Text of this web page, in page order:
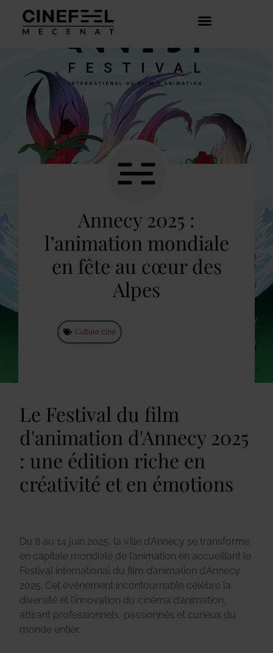
Annecy 2025 :
l’animation mondiale
en fête au cœur des
Alpes
Culture ciné
Le Festival du film
d'animation d'Annecy 2025
: une édition riche en
créativité et en émotions
Du 8 au 14 juin 2025, la ville d’Annecy se transforme
en capitale mondiale de l’animation en accueillant le
Festival international du film d’animation d’Annecy
2025. Cet événement incontournable célèbre la
diversité et l’innovation du cinéma d’animation,
attirant professionnels, passionnés et curieux du
monde entier.